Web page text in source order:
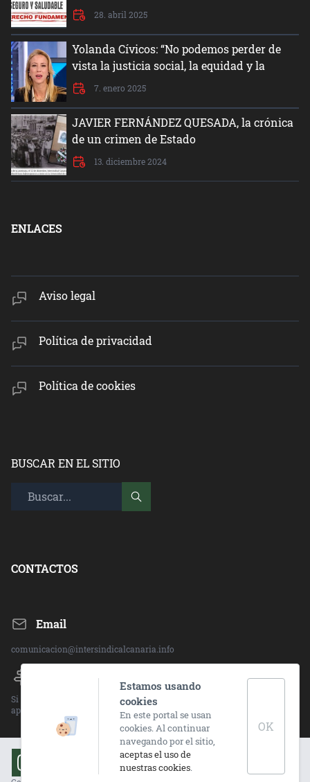
28. abril 2025
Yolanda Cívicos: “No podemos perder de
vista la justicia social, la equidad y la
dignidad del ser humano”
7. enero 2025
JAVIER FERNÁNDEZ QUESADA, la crónica
de un crimen de Estado
13. diciembre 2024
ENLACES
Aviso legal
Política de privacidad
Política de cookies
BUSCAR EN EL SITIO
CONTACTOS
Email
comunicacion@intersindicalcanaria.info
Si deseas ponerte en contacto con alguna de nuestras sedes, visita el
apartado "CONTACTO" en la barra superior.
Estamos usando
cookies
En este portal se usan
cookies. Al continuar
navegando por el sitio,
aceptas el uso de
nuestras cookies.
OK